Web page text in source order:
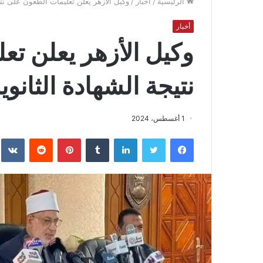
أخبار
وكيل الأزهر يعلن
نتيجة الشهادة
1 أغسطس، 2024
فيسبوك تويتر لينكدإن بينتيريست